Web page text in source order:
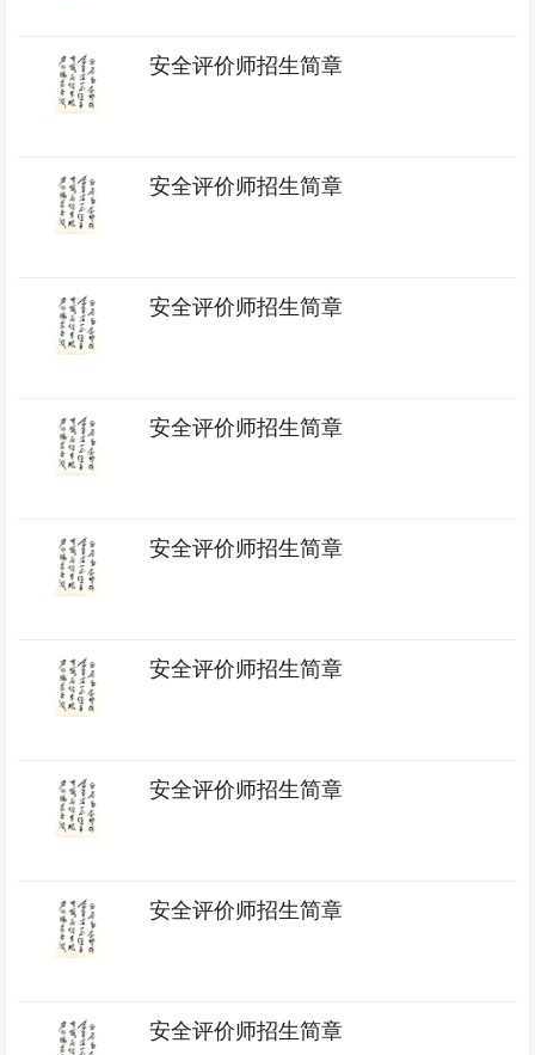
安全评价师招生简章
安全评价师招生简章
安全评价师招生简章
安全评价师招生简章
安全评价师招生简章
安全评价师招生简章
安全评价师招生简章
安全评价师招生简章
安全评价师招生简章